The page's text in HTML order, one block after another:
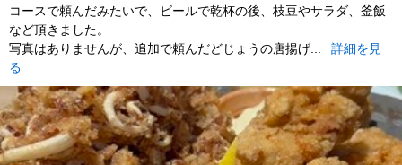
コースで頼んだみたいで、ビールで乾杯の後、枝豆やサラダ、釜飯
など頂きました。
写真はありませんが、追加で頼んだどじょうの唐揚げ...
詳細を見
る